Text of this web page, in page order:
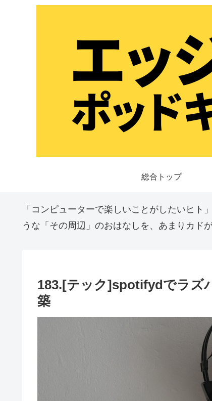
総合トップ
「コンピューターで楽しいことがしたいヒ
うな「その周辺」のおはなしを、あまりカド
183.[テック]spotifydでラズ
築